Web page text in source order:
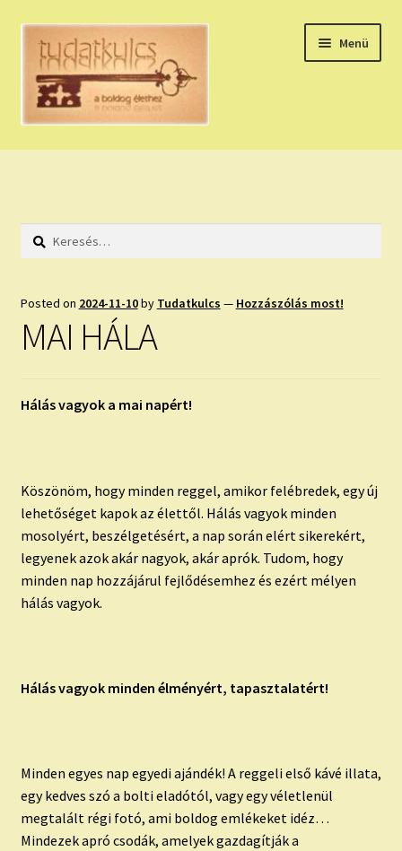
Ugrás
navigációhoz
Kilépés
tartalomba
Menü
HÚZZ EGY KÁRTYÁT!
HOLDNAPTÁR
NAPI ASZTROLÓGIA
ÍRJ NEKEM!
IRATKOZZ FEL A VIDEÓ CSATORNÁNKRA!
TAROT ELEMZÉS MEGRENDELÉSE LIMITÁLT!
AJÁNDÉKOKKAL!
Keresés:
Posted on 2024-11-10by Tudatkulcs — Hozzászólás most!
MAI HÁLA
Hálás vagyok a mai napért!
Köszönöm, hogy minden reggel, amikor felébredek, egy új
lehetőséget kapok az élettől. Hálás vagyok minden
mosolyért, beszélgetésért, a nap során elért sikerekért,
legyenek azok akár nagyok, akár aprók. Tudom, hogy
minden nap hozzájárul fejlődésemhez és ezért mélyen
hálás vagyok.
Hálás vagyok minden élményért, tapasztalatért!
Minden egyes nap egyedi ajándék! A reggeli első kávé illata,
egy kedves szó a bolti eladótól, vagy egy véletlenül
megtalált régi fotó, ami boldog emlékeket idéz…
Mindezek apró csodák, amelyek gazdagítják a